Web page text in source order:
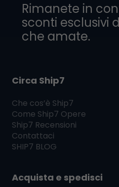
Rimanete in
sconti esclusivi
che amate.
Circa Ship7
Che cos’è Ship7
Come Ship7 Opere
Ship7 Recensioni
Contattaci
SHIP7 BLOG
Acquista e spedisci